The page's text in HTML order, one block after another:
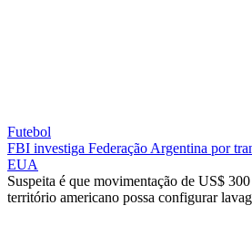
Futebol
FBI investiga Federação Argentina por
EUA
Suspeita é que movimentação de US$
território americano possa configurar